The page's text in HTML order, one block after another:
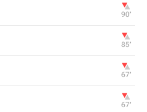
90‎’‎
85‎’‎
67‎’‎
67‎’‎